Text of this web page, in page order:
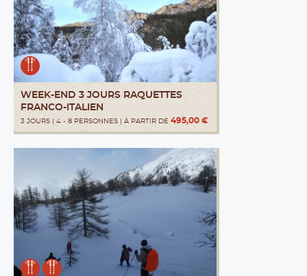
WEEK-END 3 JOURS RAQUETTES
FRANCO-ITALIEN
3 JOURS | 4 - 8 PERSONNES | À PARTIR DE 495,00 €